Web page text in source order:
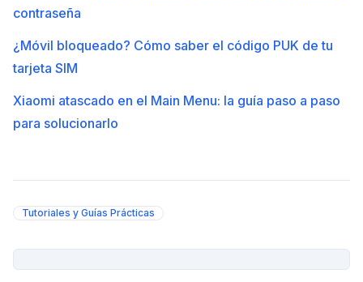
contraseña
¿Móvil bloqueado? Cómo saber el código PUK de tu
tarjeta SIM
Xiaomi atascado en el Main Menu: la guía paso a paso
para solucionarlo
Tutoriales y Guías Prácticas